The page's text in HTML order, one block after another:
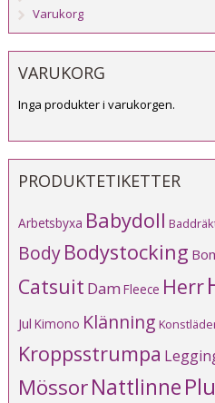
Varukorg
VARUKORG
Inga produkter i varukorgen.
PRODUKTETIKETTER
Arbetsbyxa Babydoll
BodyBodystocking
Catsuit Dam Fleece Herr
Jul Kimono Klänning
Kroppsstrumpa
MössorNattlinne